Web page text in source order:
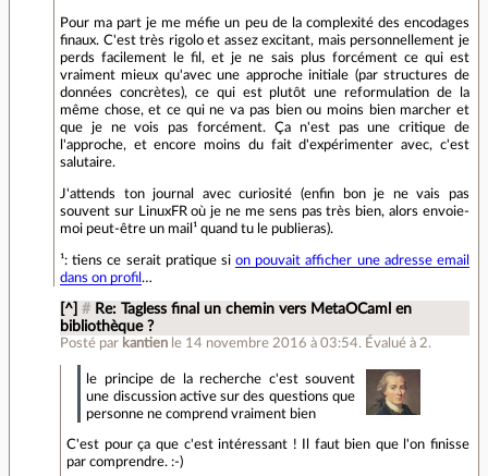
Pour ma part je me méfie un peu de la complexité des encodages
finaux. C'est très rigolo et assez excitant, mais personnellement je
perds facilement le fil, et je ne sais plus forcément ce qui est
vraiment mieux qu'avec une approche initiale (par structures de
données concrètes), ce qui est plutôt une reformulation de la
même chose, et ce qui ne va pas bien ou moins bien marcher et
que je ne vois pas forcément. Ça n'est pas une critique de
l'approche, et encore moins du fait d'expérimenter avec, c'est
salutaire.
J'attends ton journal avec curiosité (enfin bon je ne vais pas
souvent sur LinuxFR où je ne me sens pas très bien, alors envoie-
moi peut-être un mail¹ quand tu le publieras).
¹: tiens ce serait pratique sion pouvait afficher une adresse email
dans on profil …
[^] # Re: Tagless final un chemin vers MetaOCaml en
bibliothèque ?
Posté par kantien le 14 novembre 2016 à 03:54. Évalué à 2.
le principe de la recherche c'est souvent
une discussion active sur des questions que
personne ne comprend vraiment bien
C'est pour ça que c'est intéressant ! Il faut bien que l'on finisse
par comprendre. :-)